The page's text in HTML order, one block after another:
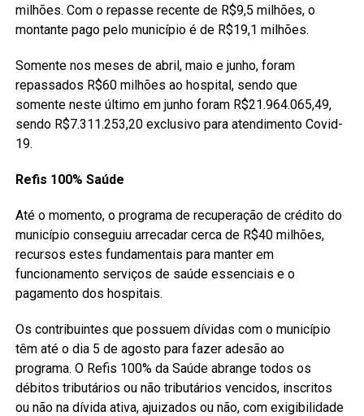
milhões. Com o repasse recente de R$9,5 milhões, o
montante pago pelo município é de R$19,1 milhões.
Somente nos meses de abril, maio e junho, foram
repassados R$60 milhões ao hospital, sendo que
somente neste último em junho foram R$21.964.065,49,
sendo R$7.311.253,20 exclusivo para atendimento Covid-
19.
Refis 100% Saúde
Até o momento, o programa de recuperação de crédito do
município conseguiu arrecadar cerca de R$40 milhões,
recursos estes fundamentais para manter em
funcionamento serviços de saúde essenciais e o
pagamento dos hospitais.
Os contribuintes que possuem dívidas com o município
têm até o dia 5 de agosto para fazer adesão ao
programa. O Refis 100% da Saúde abrange todos os
débitos tributários ou não tributários vencidos, inscritos
ou não na dívida ativa, ajuizados ou não, com exigibilidade